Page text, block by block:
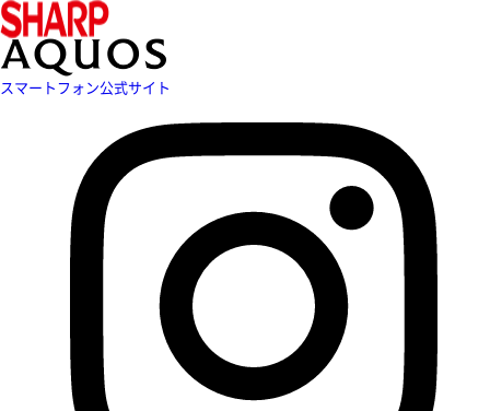
スマートフォン公式サイト